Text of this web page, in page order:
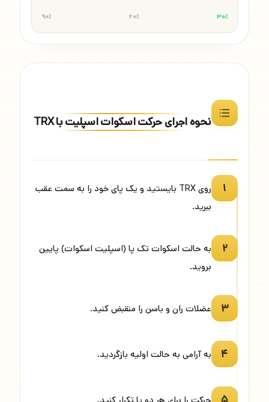
۳۰٪ ۶۰٪ ۹۰٪
نحوه اجرای حرکت اسکوات اسپلیت با TRX
۱
روی TRX بایستید و یک پای خود را به سمت عقب
ببرید.
۲
به حالت اسکوات تک پا (اسپلیت اسکوات) پایین
بروید.
۳ عضلات ران و باسن را منقبض کنید.
۴ به آرامی به حالت اولیه بازگردید.